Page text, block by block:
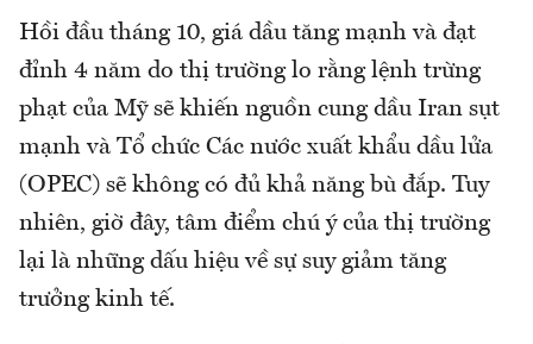
Hồi đầu tháng 10, giá dầu tăng mạnh và đạt
đỉnh 4 năm do thị trường lo rằng lệnh trừng
phạt của Mỹ sẽ khiến nguồn cung dầu Iran sụt
mạnh và Tổ chức Các nước xuất khẩu dầu lửa
(OPEC) sẽ không có đủ khả năng bù đắp. Tuy
nhiên, giờ đây, tâm điểm chú ý của thị trường
lại là những dấu hiệu về sự suy giảm tăng
trưởng kinh tế.